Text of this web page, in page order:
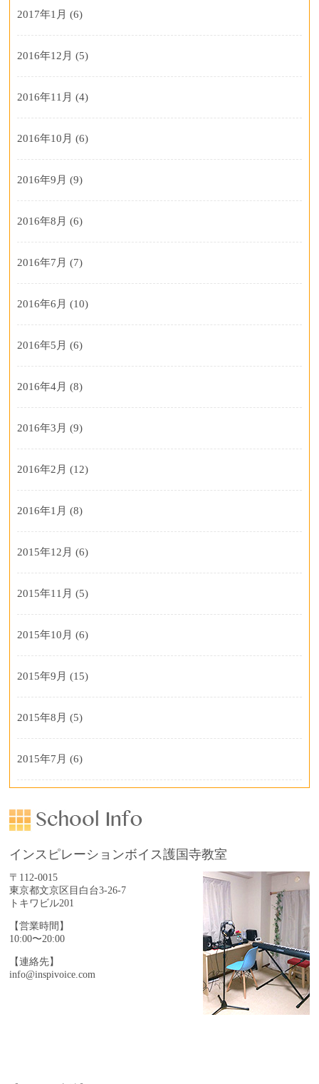
2017年1月 (6)
2016年12月 (5)
2016年11月 (4)
2016年10月 (6)
2016年9月 (9)
2016年8月 (6)
2016年7月 (7)
2016年6月 (10)
2016年5月 (6)
2016年4月 (8)
2016年3月 (9)
2016年2月 (12)
2016年1月 (8)
2015年12月 (6)
2015年11月 (5)
2015年10月 (6)
2015年9月 (15)
2015年8月 (5)
2015年7月 (6)
インスピレーションボイス護国寺教室
〒112-0015
東京都文京区目白台3-26-7
トキワビル201
【営業時間】
10:00〜20:00
【連絡先】
info@inspivoice.com